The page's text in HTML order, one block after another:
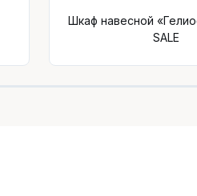
Шкаф навесной
SALE